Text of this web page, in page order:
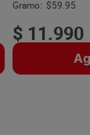
Gramo: $59.95
$ 11.990